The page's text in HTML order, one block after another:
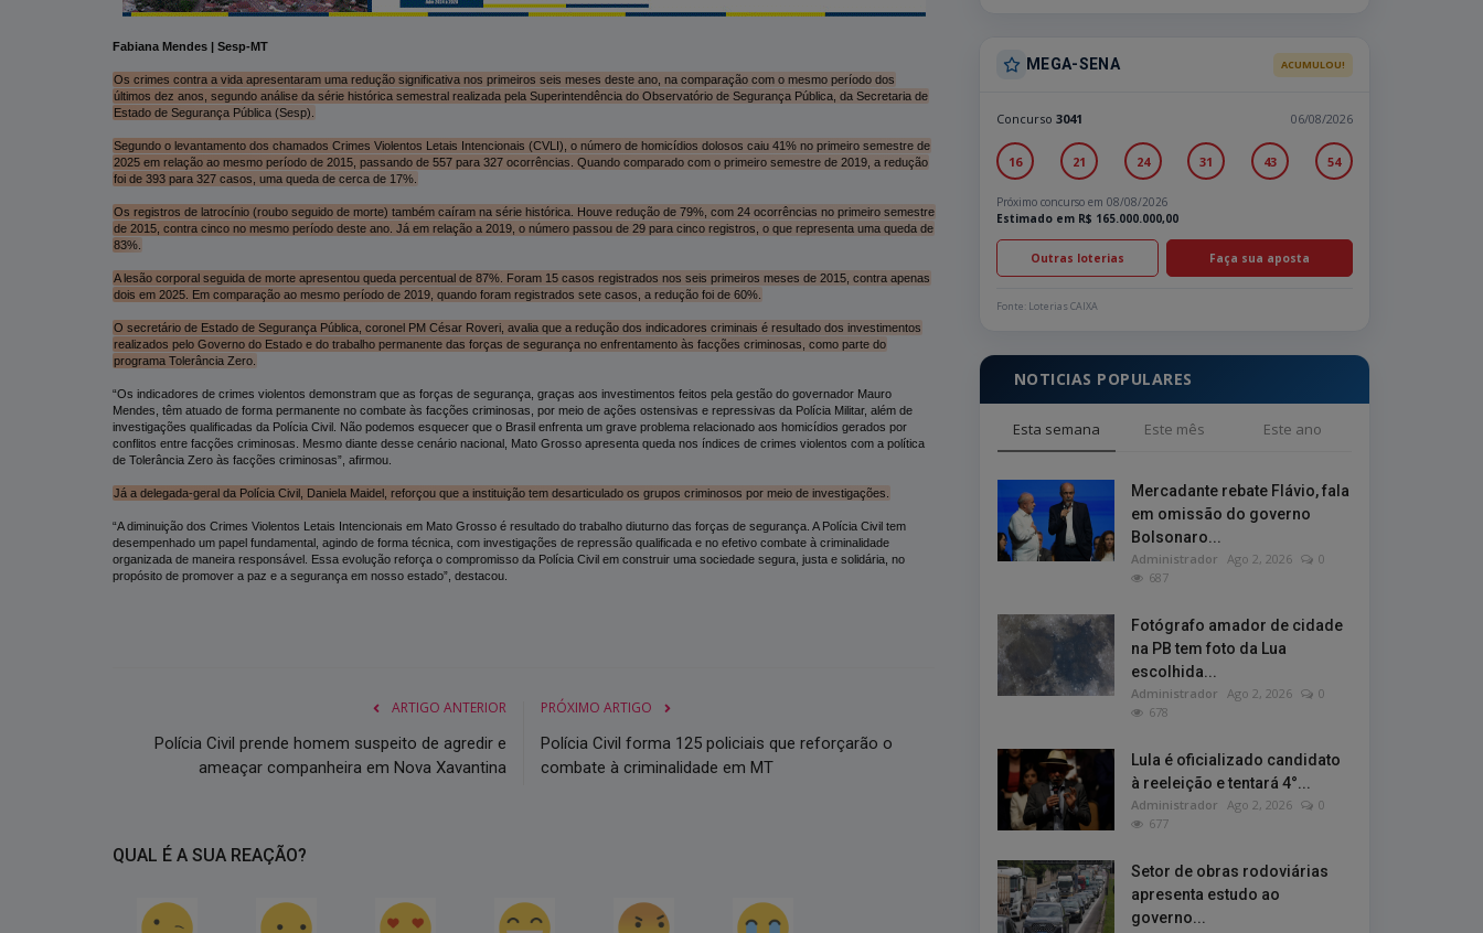
Fabiana Mendes | Sesp-MT
Os crimes contra a vida apresentaram uma redução significativa nos primeiros seis meses deste ano, na comparação com o mesmo período dos
últimos dez anos, segundo análise da série histórica semestral realizada pela Superintendência do Observatório de Segurança Pública, da Secretaria de
Estado de Segurança Pública (Sesp).
Segundo o levantamento dos chamados Crimes Violentos Letais Intencionais (CVLI), o número de homicídios dolosos caiu 41% no primeiro semestre de
2025 em relação ao mesmo período de 2015, passando de 557 para 327 ocorrências. Quando comparado com o primeiro semestre de 2019, a redução
foi de 393 para 327 casos, uma queda de cerca de 17%.
Os registros de latrocínio (roubo seguido de morte) também caíram na série histórica. Houve redução de 79%, com 24 ocorrências no primeiro semestre
de 2015, contra cinco no mesmo período deste ano. Já em relação a 2019, o número passou de 29 para cinco registros, o que representa uma queda de
83%.
A lesão corporal seguida de morte apresentou queda percentual de 87%. Foram 15 casos registrados nos seis primeiros meses de 2015, contra apenas
dois em 2025. Em comparação ao mesmo período de 2019, quando foram registrados sete casos, a redução foi de 60%.
O secretário de Estado de Segurança Pública, coronel PM César Roveri, avalia que a redução dos indicadores criminais é resultado dos investimentos
realizados pelo Governo do Estado e do trabalho permanente das forças de segurança no enfrentamento às facções criminosas, como parte do
programa Tolerância Zero.
“Os indicadores de crimes violentos demonstram que as forças de segurança, graças aos investimentos feitos pela gestão do governador Mauro
Mendes, têm atuado de forma permanente no combate às facções criminosas, por meio de ações ostensivas e repressivas da Polícia Militar, além de
investigações qualificadas da Polícia Civil. Não podemos esquecer que o Brasil enfrenta um grave problema relacionado aos homicídios gerados por
conflitos entre facções criminosas. Mesmo diante desse cenário nacional, Mato Grosso apresenta queda nos índices de crimes violentos com a política
de Tolerância Zero às facções criminosas”, afirmou.
Já a delegada-geral da Polícia Civil, Daniela Maidel, reforçou que a instituição tem desarticulado os grupos criminosos por meio de investigações.
“A diminuição dos Crimes Violentos Letais Intencionais em Mato Grosso é resultado do trabalho diuturno das forças de segurança. A Polícia Civil tem
desempenhado um papel fundamental, agindo de forma técnica, com investigações de repressão qualificada e no efetivo combate à criminalidade
organizada de maneira responsável. Essa evolução reforça o compromisso da Polícia Civil em construir uma sociedade segura, justa e solidária, no
propósito de promover a paz e a segurança em nosso estado”, destacou.
ARTIGO ANTERIOR
Polícia Civil prende homem suspeito de agredir e
ameaçar companheira em Nova Xavantina
PRÓXIMO ARTIGO
Polícia Civil forma 125 policiais que reforçarão o
combate à criminalidade em MT
QUAL É A SUA REAÇÃO?
MEGA-SENA ACUMULOU!
Concurso 3041 06/08/2026
16 21 24 31 43 54
Próximo concurso em 08/08/2026
Estimado em R$ 165.000.000,00
Outras loterias Faça sua aposta
Fonte: Loterias CAIXA
NOTICIAS POPULARES
Esta semana Este mês Este ano
Mercadante rebate Flávio, fala
em omissão do governo
Bolsonaro...
Administrador Ago 2, 2026
0
687
Fotógrafo amador de cidade
na PB tem foto da Lua
escolhida...
Administrador Ago 2, 2026
0
678
Lula é oficializado candidato
à reeleição e tentará 4°...
Administrador Ago 2, 2026
0
677
Setor de obras rodoviárias
apresenta estudo ao
governo...